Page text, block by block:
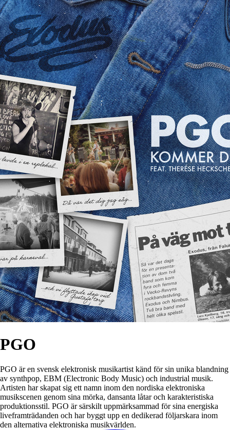
PGO
PGO är en svensk elektronisk musikartist känd för sin unika blandning
av synthpop, EBM (Electronic Body Music) och industrial musik.
Artisten har skapat sig ett namn inom den nordiska elektroniska
musikscenen genom sina mörka, dansanta låtar och karakteristiska
produktionsstil. PGO är särskilt uppmärksammad för sina energiska
liveframträdanden och har byggt upp en dedikerad följarskara inom
den alternativa elektroniska musikvärlden.